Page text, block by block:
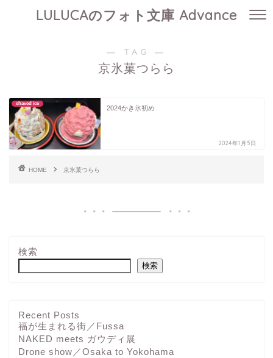
LULUCAのフォト文庫 Advance
― TAG ―
京氷菓つらら
shaved ice
2024かき氷初め
2024年1月5日
HOME 京氷菓つらら
検索
検索
Recent Posts
福が生まれる街／Fussa
NAKED meets ガウディ展
Drone show／Osaka to Yokohama